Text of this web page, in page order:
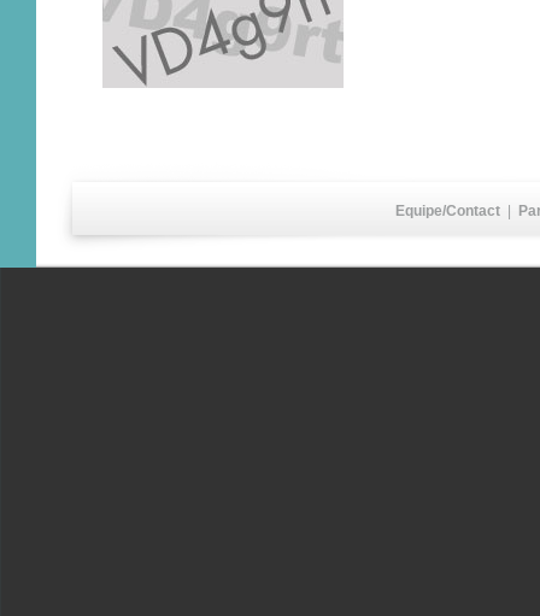
Equipe/Contact